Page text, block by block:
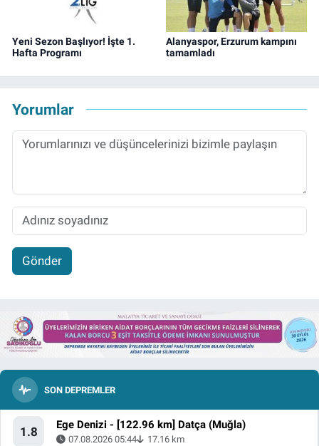
Yeni Sezon Başlıyor! İşte 1.
Hafta Programı
Alanyaspor, Erzurum kampını
tamamladı
Yorumlar
Gönder
SON DEPREMLER
1.8 Ege Denizi - [122.96 km] Datça (Muğla)
07.08.2026 05:44 17.16 km